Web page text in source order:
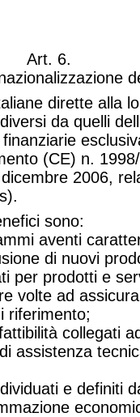
Art. 6.
dirette alla
da quelli
(CE) n.
2006,
.
sono:
aventi
di nuovi
per prodotti e
volte ad
riferimento;
collegati
assistenza
e definiti